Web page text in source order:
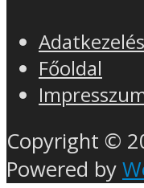
Főoldal
Copyright ©
Powered by